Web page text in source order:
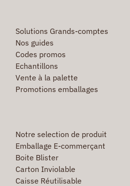
Solutions Grands-comptes
Nos guides
Codes promos
Echantillons
Vente à la palette
Promotions emballages
Notre selection de produit
Emballage E-commerçant
Boite Blister
Carton Inviolable
Caisse Réutilisable